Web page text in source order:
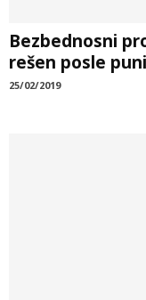
Bezbednosni
rešen posle
25/02/2019